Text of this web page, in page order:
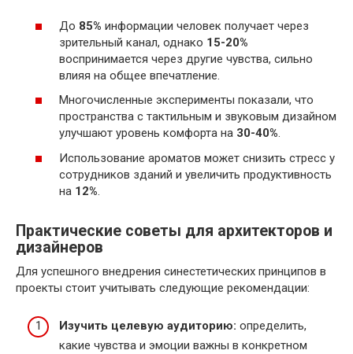
До 85% информации человек получает через
зрительный канал, однако 15-20%
воспринимается через другие чувства, сильно
влияя на общее впечатление.
Многочисленные эксперименты показали, что
пространства с тактильным и звуковым дизайном
улучшают уровень комфорта на 30-40%.
Использование ароматов может снизить стресс у
сотрудников зданий и увеличить продуктивность
на 12%.
Практические советы для архитекторов и
дизайнеров
Для успешного внедрения синестетических принципов в
проекты стоит учитывать следующие рекомендации:
Изучить целевую аудиторию: определить,
какие чувства и эмоции важны в конкретном